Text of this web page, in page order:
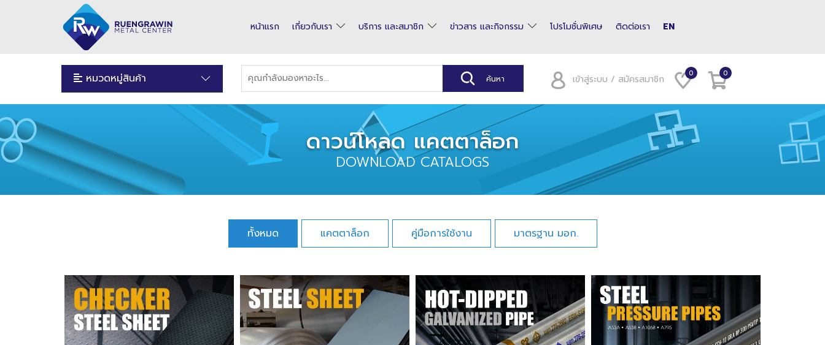
หน้าแรก เกี่ยวกับเรา บริการ และสมาชิก ข่าวสาร และกิจกรรม โปรโมชั่นพิเศษ ติดต่อเรา EN
หมวดหมู่สินค้า เข้าสู่ระบบ / สมัครสมาชิก
0 0
ดาวน์โหลด แคตตาล็อก
DOWNLOAD CATALOGS
ทั้งหมด แคตตาล็อก คู่มือการใช้งาน มาตรฐาน มอก.
แผ่นลาย เหล็กแผ่น Steel Sheet ท่อประปาเหล็ก
ท่อแรงดัน ASTM : A53A •
A53B • A106B • A795